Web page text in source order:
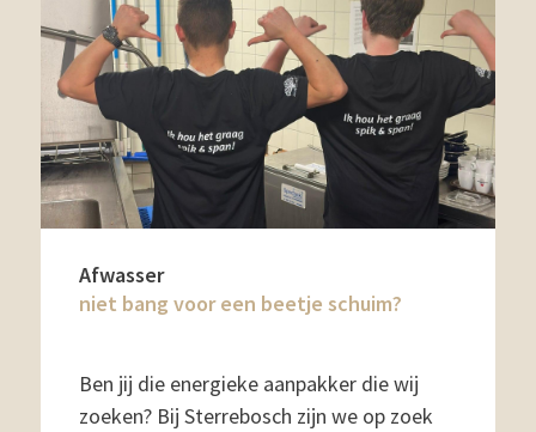
Afwasser
niet bang voor een beetje schuim?
Ben jij die energieke aanpakker die wij
zoeken? Bij Sterrebosch zijn we op zoek